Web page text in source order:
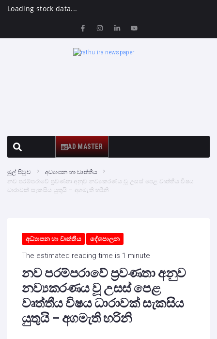
Loading stock data...
AD MASTER
මුල් පිටුව
අධ්‍යාපන හා වෘත්තීය
නව පරම්පරාවේ ප්‍රවණතා අනුව නව්‍යකරණය වූ උසස් පෙළ වෘත්තීය විෂය
ධාරාවක් සැකසිය යුතුයි – අගමැති හරිනි
අධ්‍යාපන හා වෘත්තීය දේශපාලන
The estimated reading time is 1 minute
නව පරම්පරාවේ ප්‍රවණතා අනුව
නව්‍යකරණය වූ උසස් පෙළ
වෘත්තීය විෂය ධාරාවක් සැකසිය
යුතුයි – අගමැති හරිනි